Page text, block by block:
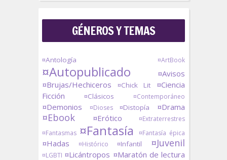
GÉNEROS Y TEMAS
¤Antología ¤ArtBook
¤Autopublicado
¤Avisos
¤Brujas/Hechiceros
¤Chick Lit
¤Ciencia
Ficción
¤Clásicos ¤Contemporáneo
¤Demonios ¤Dioses ¤Distopía ¤Drama
¤Ebook ¤Erótico
¤Extraterrestres
¤Fantasmas ¤Fantasía ¤Fantasía épica
¤Hadas ¤Histórico ¤Infantil ¤Juvenil
¤LGBTI ¤Licántropos ¤Maratón de lectura